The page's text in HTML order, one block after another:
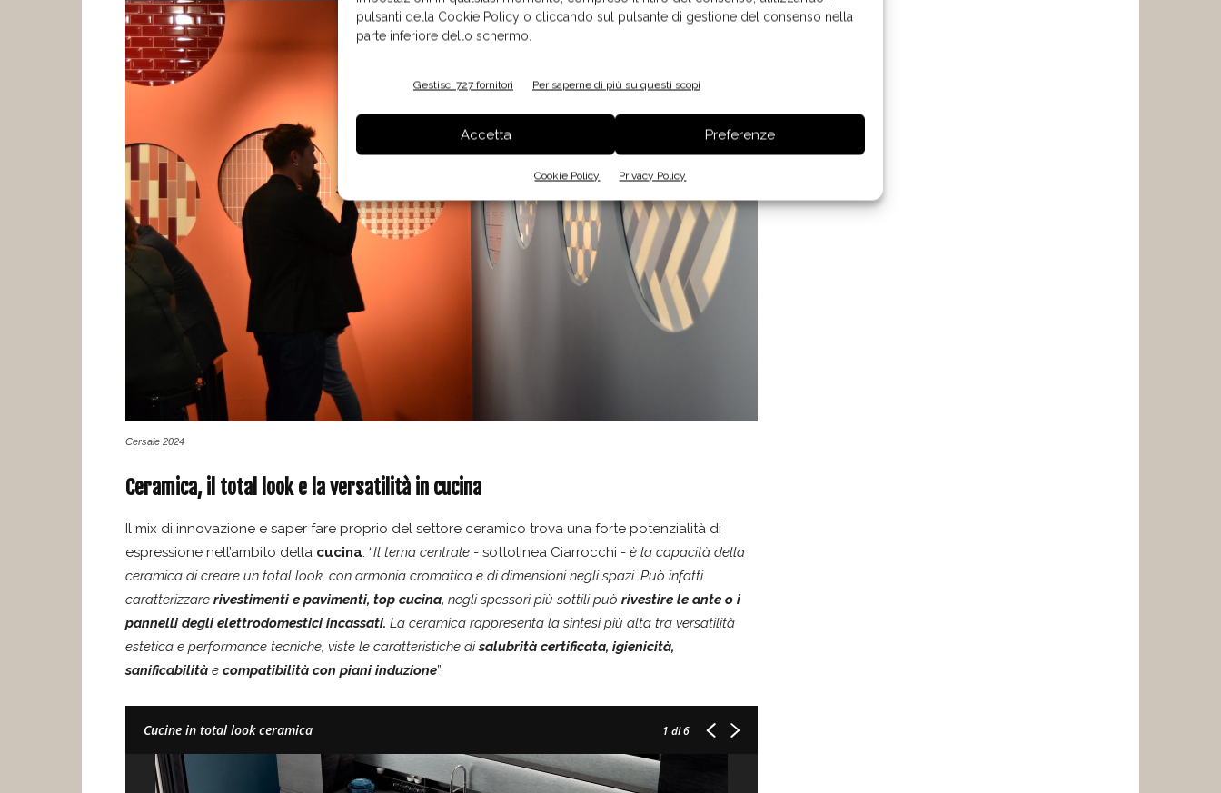
pulsanti della Cookie Policy o cliccando sul pulsante di gestione del consenso nella
parte inferiore dello schermo.
Gestisci 727 fornitori Per saperne di più su questi scopi
Accetta Preferenze
Cookie Policy Privacy Policy
Cersaie 2024
Ceramica, il total look e la versatilità in cucina
Il mix di innovazione e saper fare proprio del settore ceramico trova una forte potenzialità di
espressione nell’ambito della cucina. “Il tema centrale - sottolinea Ciarrocchi - è la capacità della
ceramica di creare un total look, con armonia cromatica e di dimensioni negli spazi. Può infatti
caratterizzare rivestimenti e pavimenti, top cucina, negli spessori più sottili può rivestire le ante o i
pannelli degli elettrodomestici incassati. La ceramica rappresenta la sintesi più alta tra versatilità
estetica e performance tecniche, viste le caratteristiche disalubrità certificata, igienicità,
sanificabilità e compatibilità con piani induzione”.
Cucine in total look ceramica 1 di 6